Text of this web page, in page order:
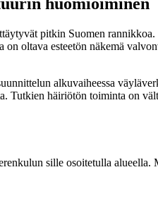
pitkin Suomen
oltava esteetön näkemä
alkuvaiheessa
häiriötön toiminta on
sille osoitetulla